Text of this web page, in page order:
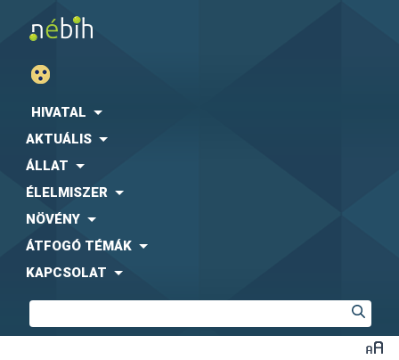
HIVATAL
AKTUÁLIS
ÁLLAT
ÉLELMISZER
NÖVÉNY
ÁTFOGÓ TÉMÁK
KAPCSOLAT